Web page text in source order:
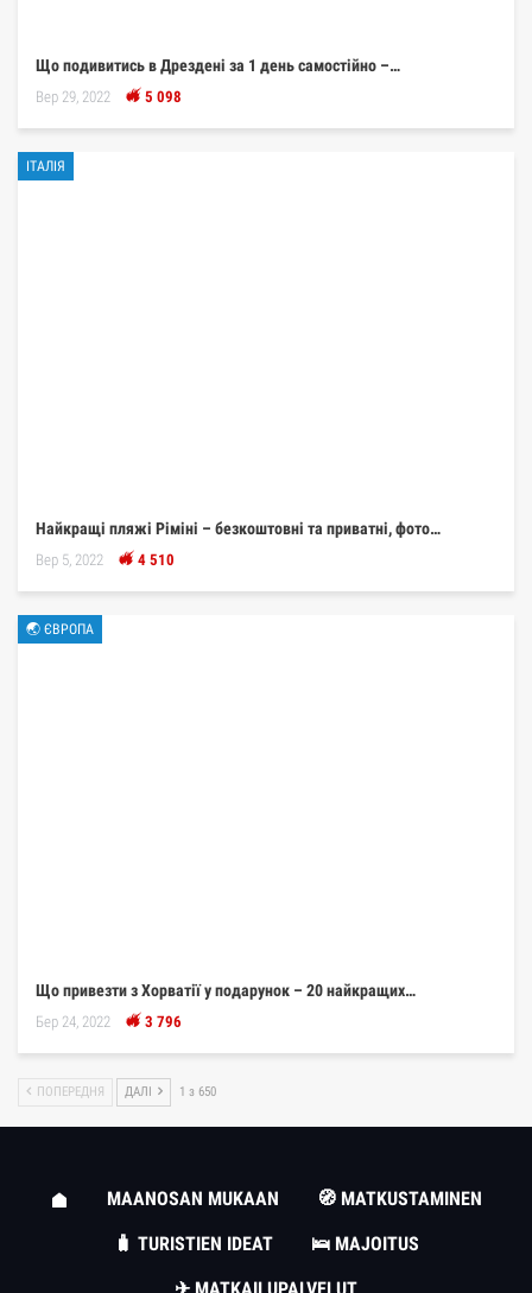
Що подивитись в Дрездені за 1 день самостійно –…
Вер 29, 2022 5 098
ІТАЛІЯ
Найкращі пляжі Ріміні – безкоштовні та приватні, фото…
Вер 5, 2022 4 510
🌏 ЄВРОПА
Що привезти з Хорватії у подарунок – 20 найкращих…
Бер 24, 2022 3 796
ПОПЕРЕДНЯ ДАЛІ 1 з 650
MAANOSAN MUKAAN
🧭 MATKUSTAMINEN
🧳 TURISTIEN IDEAT
🛌 MAJOITUS